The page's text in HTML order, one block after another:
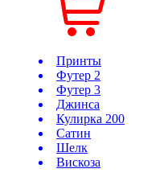
Принты
Футер 2
Футер 3
Джинса
Кулирка 200
Сатин
Шелк
Вискоза